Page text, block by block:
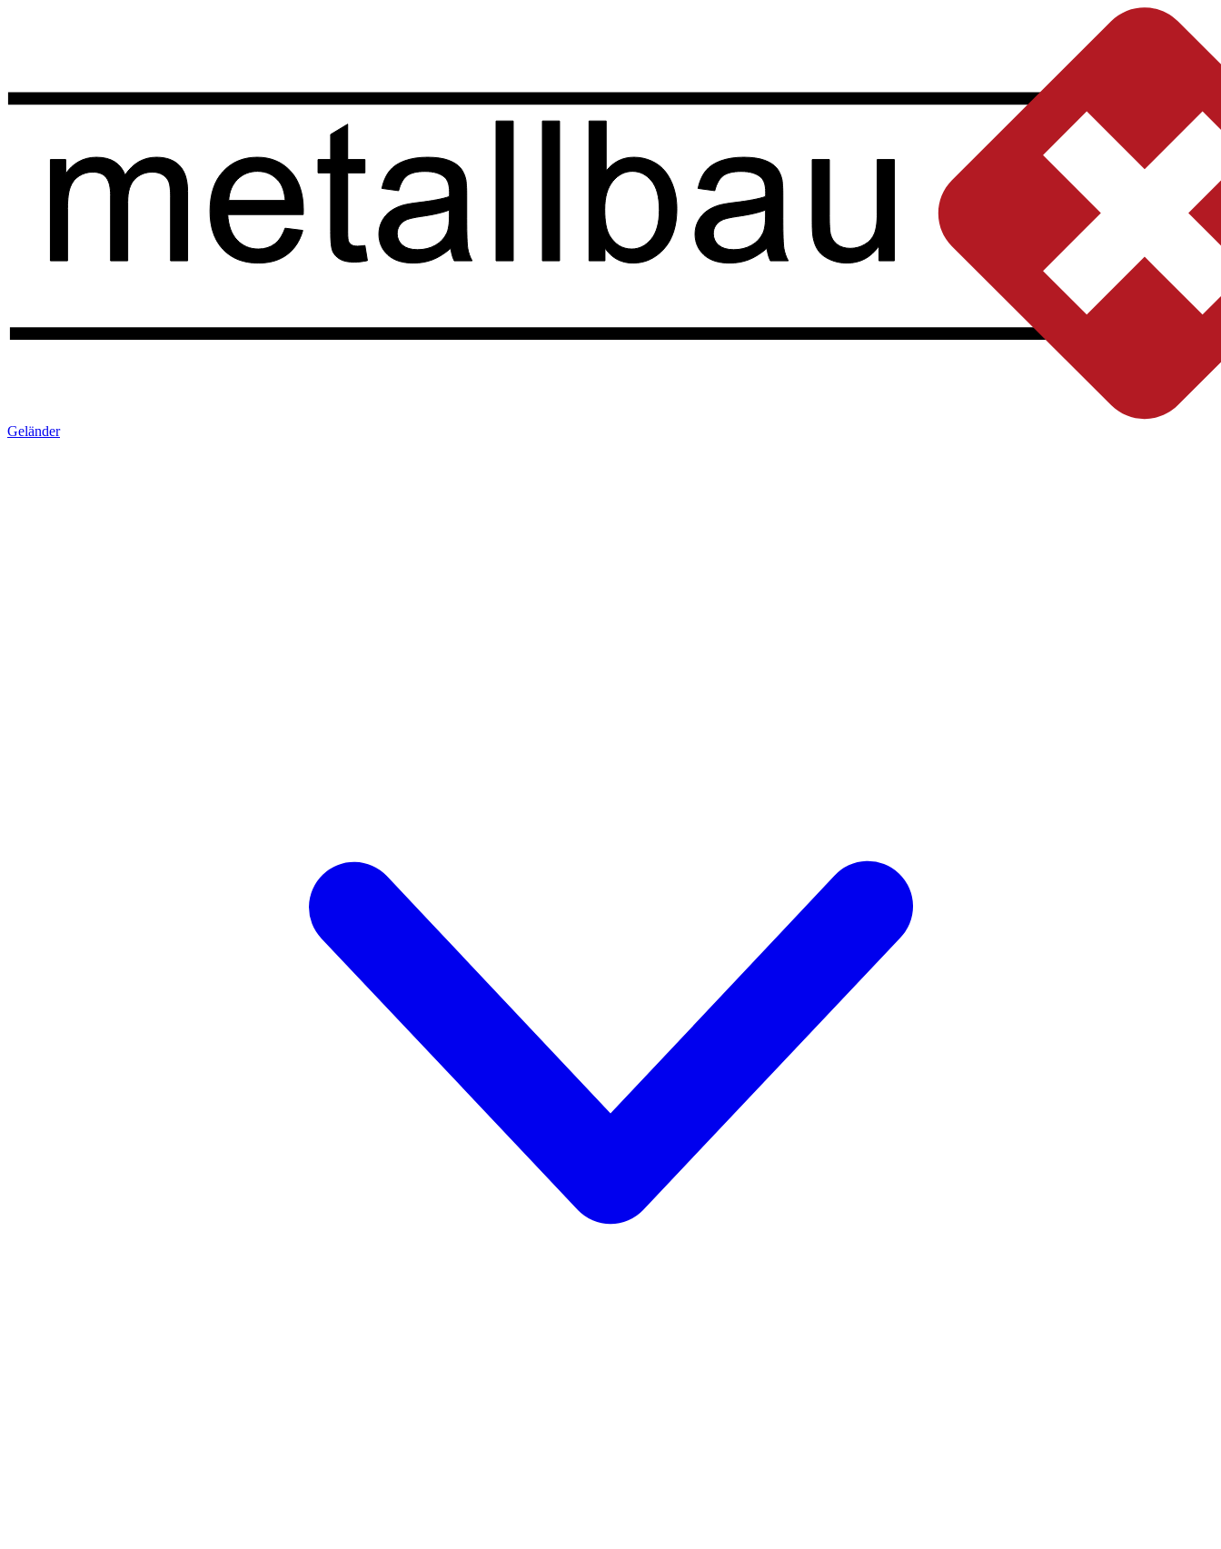
Geländer